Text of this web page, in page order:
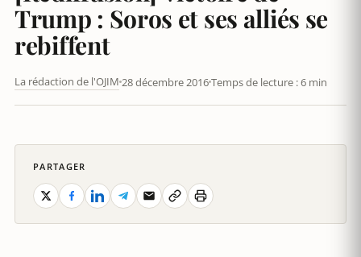
Trump : Soros et ses alliés se
rebiffent
La rédaction de l'OJIM 28 décembre 2016Temps de lecture : 6 min
PARTAGER